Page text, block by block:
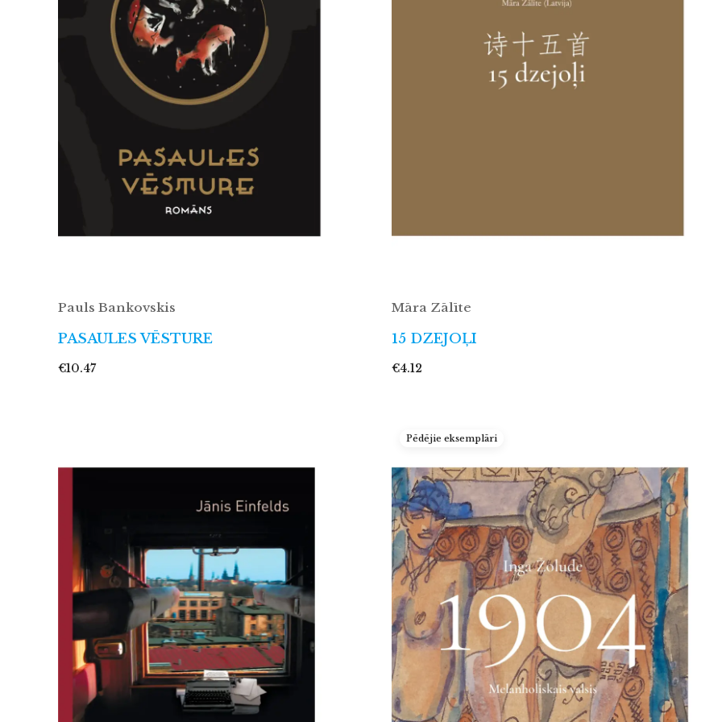
Pauls Bankovskis
PASAULES VĒSTURE
€10.47
Māra Zālīte
15 DZEJOĻI
€4.12
Pēdējie eksemplāri